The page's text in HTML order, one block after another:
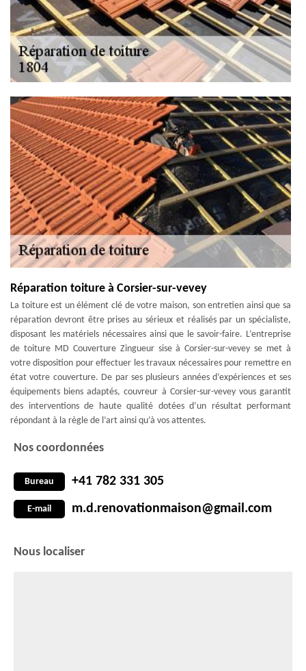
Réparation toiture à Corsier-sur-vevey
La toiture est un élément clé de votre maison, son entretien ainsi que sa
réparation devront être prises au sérieux et réalisés par un spécialiste,
disposant les matériels nécessaires ainsi que le savoir-faire. L’entreprise
de toiture MD Couverture Zingueur sise à Corsier-sur-vevey se met à
votre disposition pour effectuer les travaux nécessaires pour remettre en
état votre couverture. De par ses plusieurs années d’expériences et ses
équipements biens adaptés, couvreur à Corsier-sur-vevey vous garantit
des interventions de haute qualité dotées d’un résultat performant
répondant à la règle de l’art ainsi qu’à vos attentes.
Nos coordonnées
Bureau +41 782 331 305
E-mail m.d.renovationmaison@gmail.com
Nous localiser